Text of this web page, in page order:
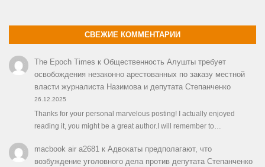
СВЕЖИЕ КОММЕНТАРИИ
The Epoch Times к Общественность Алушты требует
освобождения незаконно арестованных по заказу местной
власти журналиста Назимова и депутата Степанченко
26.12.2025
Thanks for your personal marvelous posting! I actually enjoyed
reading it, you might be a great author.I will remember to…
macbook air a2681 к Адвокаты предполагают, что
возбуждение уголовного дела против депутата Степанченко